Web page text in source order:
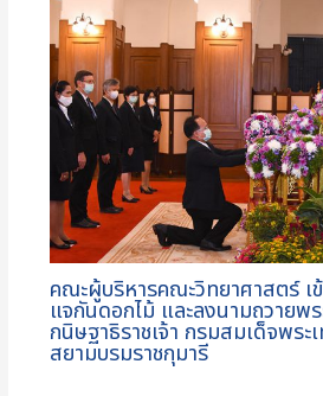
คณะผู้บริหารคณะวิทยาศาสตร์ เ
แจกันดอกไม้ และลงนามถวายพ
กนิษฐาธิราชเจ้า กรมสมเด็จพร
สยามบรมราชกุมารี